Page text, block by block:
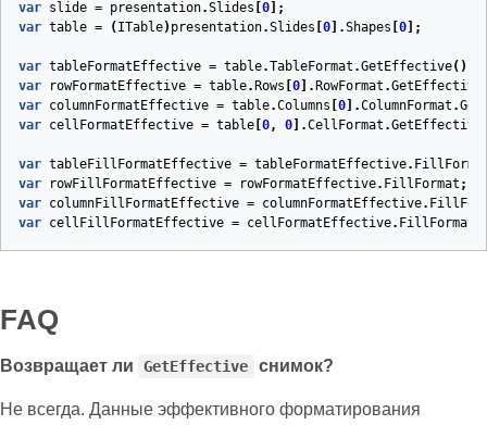
var slide = presentation.Slides 0 ];
var table = ( ITable) presentation.Slides 0 ].Shapes 0 ];
var tableFormatEffective = table.TableFormat .GetEffective();
var
rowFormatEffective = table. Rows 0 ]. RowFormat .GetEffective
var columnFormatEffective = table.Columns 0 ].ColumnFormat .
var cellFormatEffective = table 0, 0 ].CellFormat .GetEffective
var tableFillFormatEffective = tableFormatEffective.
var
rowFillFormatEffective = rowFormatEffective. FillFormat ;
var columnFillFormatEffective = columnFormatEffective.
var cellFillFormatEffective = cellFormatEffective. FillFormat
FAQ
Возвращает ли GetEffective снимок?
Не всегда. Данные эффективного форматирования